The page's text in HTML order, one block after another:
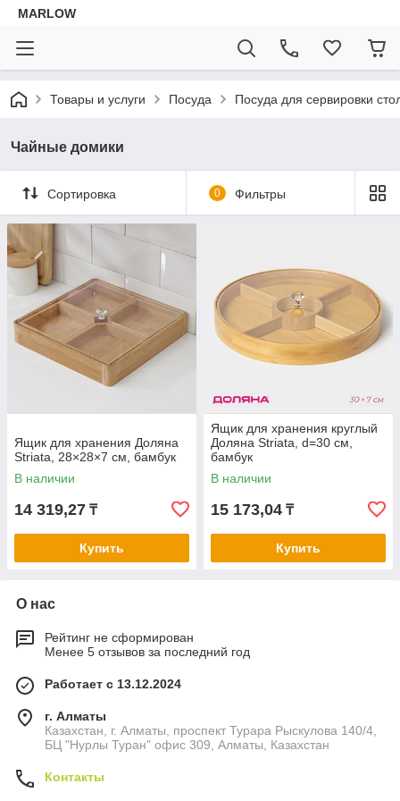
MARLOW
Товары и услуги Посуда Посуда для сервировки
Чайные домики
Сортировка 0 Фильтры
Ящик для хранения Доляна
Striata, 28×28×7 см, бамбук
В наличии
14 319,27 ₸
Купить
Ящик для хранения круглый
Доляна Striata, d=30 см,
бамбук
В наличии
15 173,04 ₸
Купить
О нас
Рейтинг не сформирован
Менее 5 отзывов за последний год
Работает с 13.12.2024
г. Алматы
Казахстан, г. Алматы, проспект Турара Рыскулова 140/4,
БЦ "Нурлы Туран" офис 309, Алматы, Казахстан
Контакты